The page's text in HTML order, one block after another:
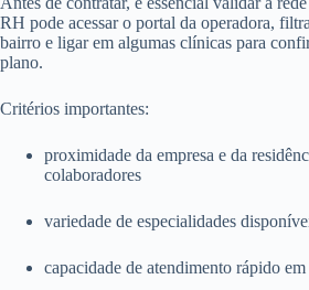
RH pode acessar o portal da operadora,
bairro e ligar em algumas clínicas para
plano.
Critérios importantes:
proximidade da empresa e da
colaboradores
variedade de especialidades
capacidade de atendimento rápido